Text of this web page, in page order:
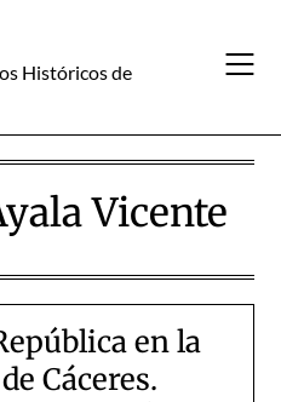
Históricos de
Vicente
en la
Cáceres.